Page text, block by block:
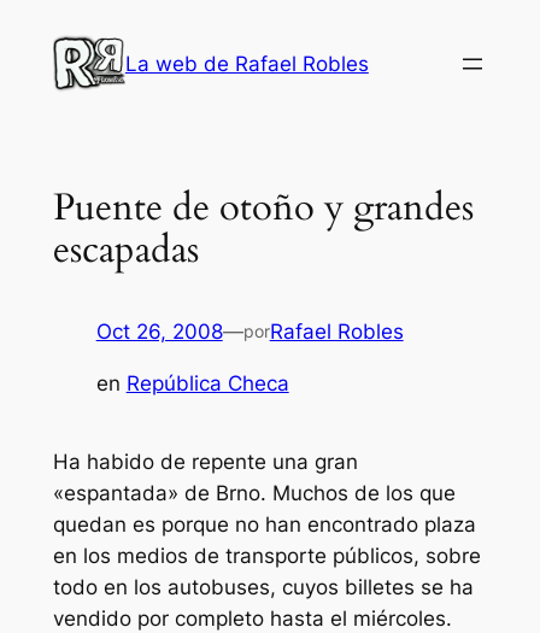
contenido
La web de Rafael Robles
Puente de otoño y grandes
escapadas
Oct 26, 2008—porRafael Robles
en República Checa
Ha habido de repente una gran
«espantada» de Brno. Muchos de los que
quedan es porque no han encontrado plaza
en los medios de transporte públicos, sobre
todo en los autobuses, cuyos billetes se ha
vendido por completo hasta el miércoles.